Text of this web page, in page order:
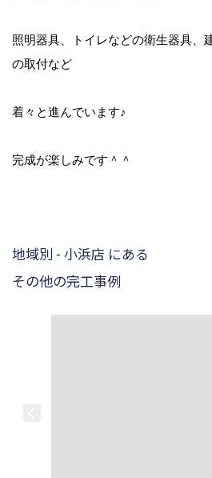
照明器具、トイレなどの衛生器具、
の取付など
着々と進んでいます♪
完成が楽しみです＾＾
地域別 - 小浜店 にある
その他の完工事例